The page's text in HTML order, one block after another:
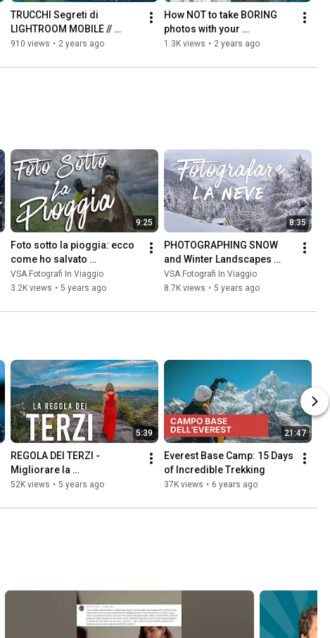
TRUCCHI Segreti di
LIGHTROOM MOBILE //
Correzione Fotografica da
910 views • 2 years ago
How NOT to take BORING
photos with your
SMARTPHONE // Beginner's
SMARTPHOTOGRAPHER
1.3K views • 2 years ago
9:25
Foto sotto la pioggia: ecco
come ho salvato
l'attrezzatura - VSA Foto
Avventure
VSA Fotografi In Viaggio
3.2K views • 5 years ago
8:35
PHOTOGRAPHING SNOW
and Winter Landscapes
[field tutorial] tricks that no
one tells you
VSA Fotografi In Viaggio
8.7K views • 5 years ago
5:39
REGOLA DEI TERZI -
Migliorare la
COMPOSIZIONE Fotografica
Ep 1
52K views • 5 years ago
21:47
Everest Base Camp: 15 Days
of Incredible Trekking
37K views • 6 years ago